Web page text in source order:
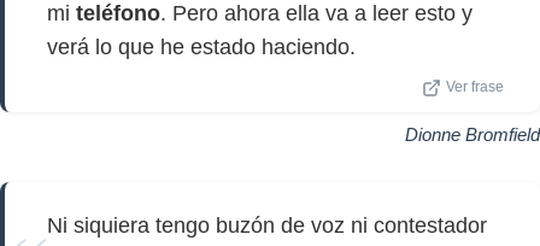
mi teléfono. Pero ahora ella va a leer esto y
verá lo que he estado haciendo.
Ver frase
Dionne Bromfield
Ni siquiera tengo buzón de voz ni contestador